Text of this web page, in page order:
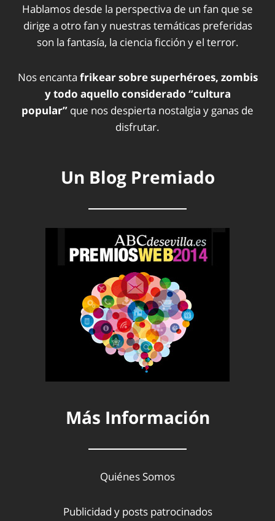
Hablamos desde la perspectiva de un fan que se
dirige a otro fan y nuestras temáticas preferidas
son la fantasía, la ciencia ficción y el terror.
Nos encanta frikear sobre superhéroes, zombis
y todo aquello considerado “cultura
popular” que nos despierta nostalgia y ganas de
disfrutar.
Un Blog Premiado
Más Información
Quiénes Somos
Publicidad y posts patrocinados